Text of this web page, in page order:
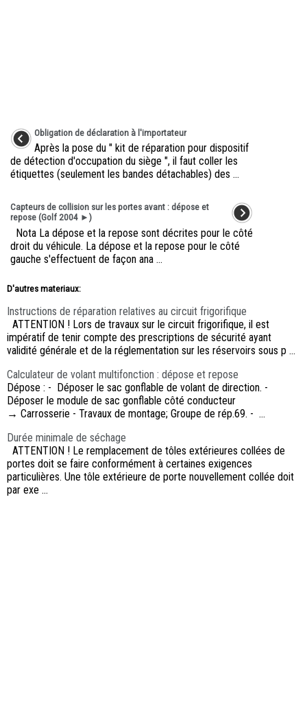
Obligation de déclaration à l'importateur
Après la pose du " kit de réparation pour dispositif
de détection d'occupation du siège ", il faut coller les
étiquettes (seulement les bandes détachables) des ...
Capteurs de collision sur les portes avant : dépose et
repose (Golf 2004 ►)
Nota La dépose et la repose sont décrites pour le côté
droit du véhicule. La dépose et la repose pour le côté
gauche s'effectuent de façon ana ...
D'autres materiaux:
Instructions de réparation relatives au circuit frigorifique
ATTENTION ! Lors de travaux sur le circuit frigorifique, il est
impératif de tenir compte des prescriptions de sécurité ayant
validité générale et de la réglementation sur les réservoirs sous p ...
Calculateur de volant multifonction : dépose et repose
Dépose : - Déposer le sac gonflable de volant de direction. -
Déposer le module de sac gonflable côté conducteur
→ Carrosserie - Travaux de montage; Groupe de rép.69. - ...
Durée minimale de séchage
ATTENTION ! Le remplacement de tôles extérieures collées de
portes doit se faire conformément à certaines exigences
particulières. Une tôle extérieure de porte nouvellement collée doit
par exe ...